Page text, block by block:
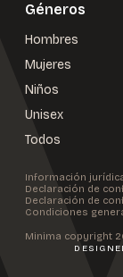
Géneros
Hombres
Mujeres
Niños
Unisex
Todos
Información
Declaración de
Declaración de
Condiciones
Minima copyright